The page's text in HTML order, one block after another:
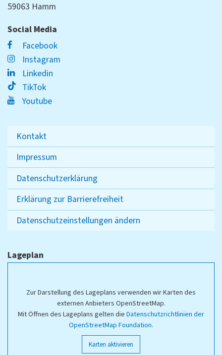
59063 Hamm
Social Media
Facebook
Instagram
Linkedin
TikTok
Youtube
Kontakt
Impressum
Datenschutzerklärung
Erklärung zur Barrierefreiheit
Datenschutzeinstellungen ändern
Lageplan
Zur Darstellung des Lageplans verwenden wir Karten des
externen Anbieters OpenStreetMap.
Mit Öffnen des Lageplans gelten die Datenschutzrichtlinien der
OpenStreetMap Foundation.
Karten aktivieren